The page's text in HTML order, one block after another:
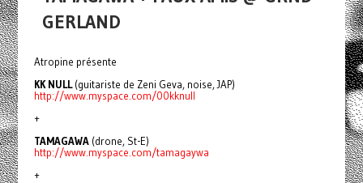
GERLAND
Atropine présente
KK NULL(guitariste de Zeni Geva, noise, JAP)
http://www.myspace.com/00kknull
+
TAMAGAWA(drone, St-E)
http://www.myspace.com/tamagaywa
+